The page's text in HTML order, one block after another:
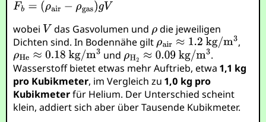
wobei das Gasvolumen und
die jeweiligen
Dichten sind. In Bodennähe gilt
,
und
.
Wasserstoff bietet etwas mehr Auftrieb, etwa1,1 kg
pro Kubikmeter, im Vergleich zu1,0 kg pro
Kubikmeterfür Helium. Der Unterschied scheint
klein, addiert sich aber über Tausende Kubikmeter.